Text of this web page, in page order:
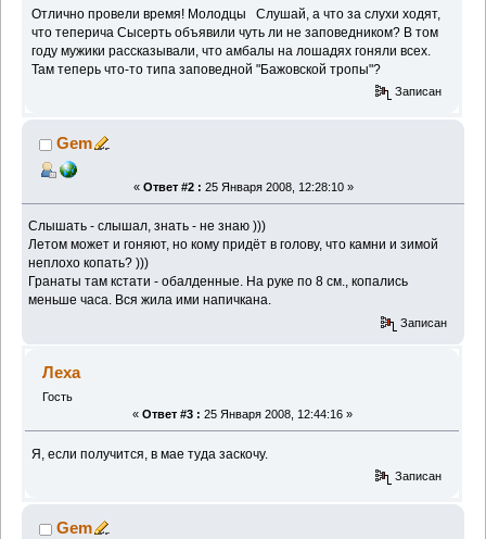
Отлично провели время! Молодцы
Слушай, а что за слухи ходят,
что теперича Сысерть объявили чуть ли не заповедником? В том
году мужики рассказывали, что амбалы на лошадях гоняли всех.
Там теперь что-то типа заповедной "Бажовской тропы"?
Записан
Gem
« Ответ #2 : 25 Января 2008, 12:28:10 »
Слышать - слышал, знать - не знаю )))
Летом может и гоняют, но кому придёт в голову, что камни и зимой
неплохо копать? )))
Гранаты там кстати - обалденные. На руке по 8 см., копались
меньше часа. Вся жила ими напичкана.
Записан
Леха
Гость
« Ответ #3 : 25 Января 2008, 12:44:16 »
Я, если получится, в мае туда заскочу.
Записан
Gem